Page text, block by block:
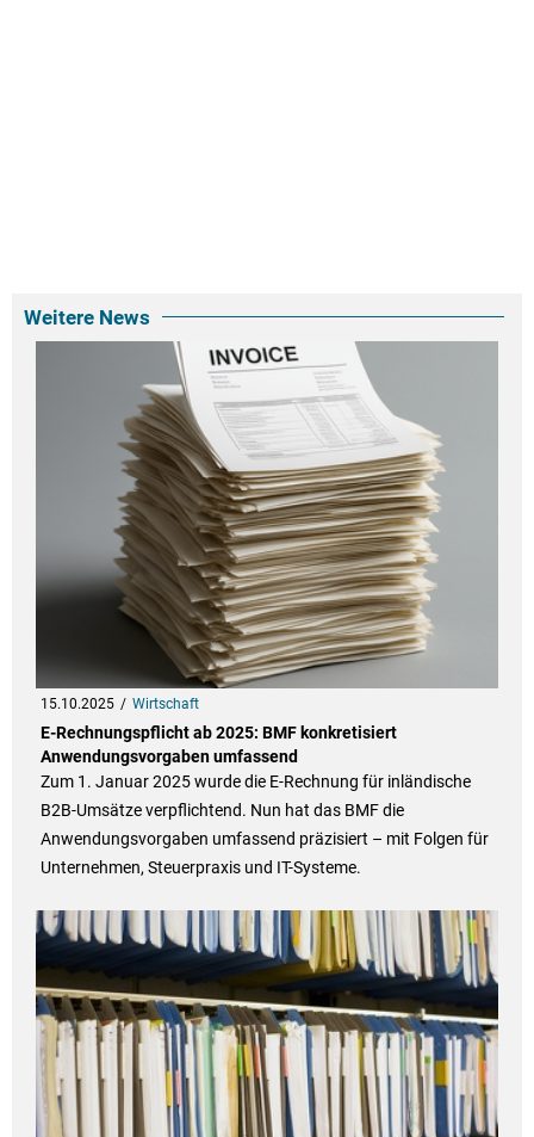
Weitere News
15.10.2025 Wirtschaft
E-Rechnungspflicht ab 2025: BMF konkretisiert
Anwendungsvorgaben umfassend
Zum 1. Januar 2025 wurde die E-Rechnung für inländische
B2B-Umsätze verpflichtend. Nun hat das BMF die
Anwendungsvorgaben umfassend präzisiert – mit Folgen für
Unternehmen, Steuerpraxis und IT-Systeme.